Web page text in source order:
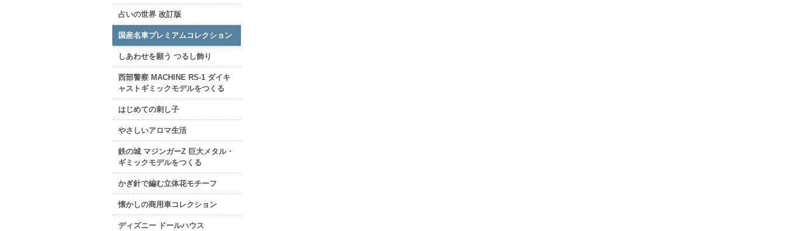
占いの世界 改訂版
国産名車プレミアムコレクション
しあわせを願う つるし飾り
西部警察 MACHINE RS-1 ダイキ
ャストギミックモデルをつくる
はじめての刺し子
やさしいアロマ生活
鉄の城 マジンガーZ 巨大メタル・
ギミックモデルをつくる
かぎ針で編む立体花モチーフ
懐かしの商用車コレクション
ディズニー ドールハウス